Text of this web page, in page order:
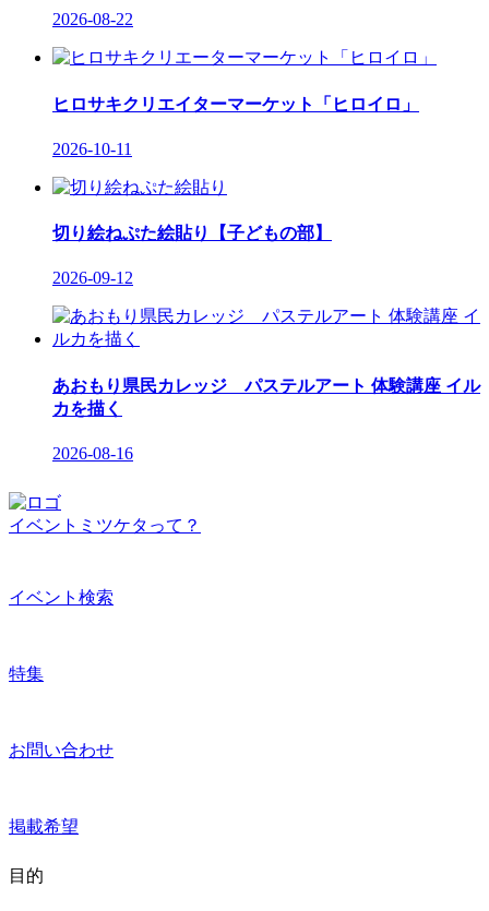
2026-08-22
ヒロサキクリエイターマーケット「ヒロイロ」
2026-10-11
切り絵ねぷた絵貼り【子どもの部】
2026-09-12
あおもり県民カレッジ パステルアート 体験講座 イル
カを描く
2026-08-16
イベントミツケタって？
イベント検索
特集
お問い合わせ
掲載希望
目的